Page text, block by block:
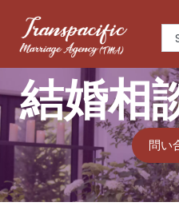
から信
結婚相
問い